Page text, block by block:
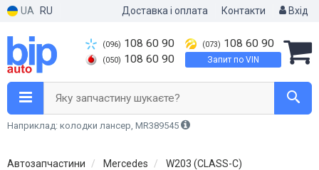
UA RU Доставка і оплата Контакти Вхід
(096) 108 60 90
(050) 108 60 90
(073) 108 60 90
Запит по VIN
Яку запчастину шукаєте?
Наприклад: колодки лансер, MR389545
Автозапчастини Mercedes
W203 (CLASS-C)